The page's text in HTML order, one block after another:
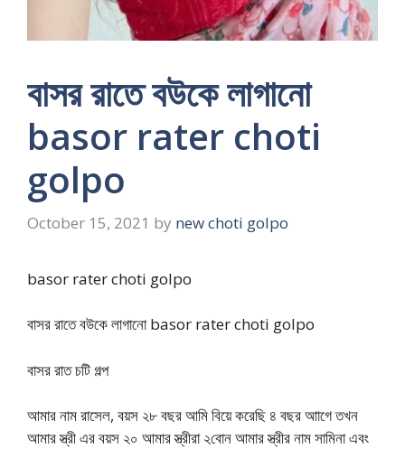
বাসর রাতে বউকে লাগানো
basor rater choti
golpo
October 15, 2021 by new choti golpo
basor rater choti golpo
বাসর রাতে বউকে লাগানো basor rater choti golpo
বাসর রাত চটি গল্প
আমার নাম রাসেল, বয়স ২৮ বছর আমি বিয়ে করেছি ৪ বছর আাগে তখন
আমার স্ত্রী এর বয়স ২০ আমার স্ত্রীরা ২বোন আমার স্ত্রীর নাম সামিনা এবং